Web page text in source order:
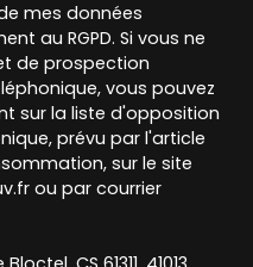
mes données
au RGPD. Si vous ne
de prospection
vous pouvez
sur la liste d'opposition
prévu par l'article
sur le site
ou par courrier